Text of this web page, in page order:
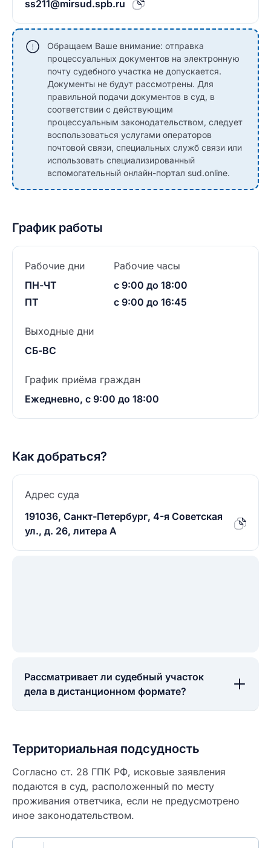
ss211@mirsud.spb.ru
Обращаем Ваше внимание: отправка
процессуальных документов на электронную
почту судебного участка не допускается.
Документы не будут рассмотрены. Для
правильной подачи документов в суд, в
соответствии с действующим
процессуальным законодательством, следует
воспользоваться услугами операторов
почтовой связи, специальных служб связи или
использовать специализированный
вспомогательный онлайн-портал sud.online.
График работы
Рабочие дни
ПН-ЧТ
ПТ
Рабочие часы
с 9:00 до 18:00
с 9:00 до 16:45
Выходные дни
СБ-ВС
График приёма граждан
Ежедневно, с 9:00 до 18:00
Как добраться?
Адрес суда
191036, Санкт-Петербург, 4-я Советская
ул., д. 26, литера А
Рассматривает ли судебный участок
дела в дистанционном формате?
Территориальная подсудность
Согласно ст. 28 ГПК РФ, исковые заявления
подаются в суд, расположенный по месту
проживания ответчика, если не предусмотрено
иное законодательством.